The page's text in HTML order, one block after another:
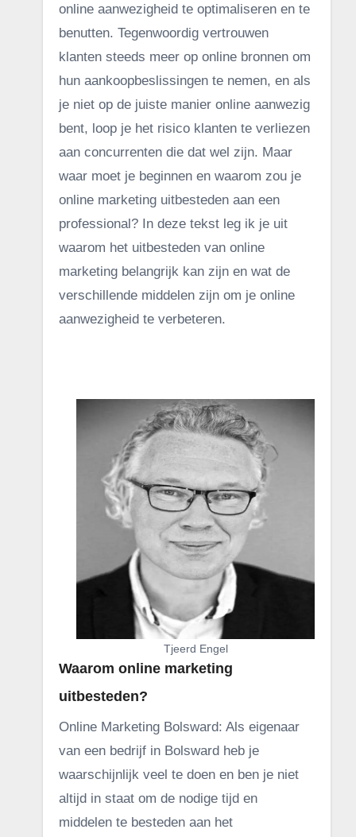
online aanwezigheid te optimaliseren en te
benutten. Tegenwoordig vertrouwen
klanten steeds meer op online bronnen om
hun aankoopbeslissingen te nemen, en als
je niet op de juiste manier online aanwezig
bent, loop je het risico klanten te verliezen
aan concurrenten die dat wel zijn. Maar
waar moet je beginnen en waarom zou je
online marketing uitbesteden aan een
professional? In deze tekst leg ik je uit
waarom het uitbesteden van online
marketing belangrijk kan zijn en wat de
verschillende middelen zijn om je online
aanwezigheid te verbeteren.
Tjeerd Engel
Waarom online marketing
uitbesteden?
Online Marketing Bolsward: Als eigenaar
van een bedrijf in Bolsward heb je
waarschijnlijk veel te doen en ben je niet
altijd in staat om de nodige tijd en
middelen te besteden aan het